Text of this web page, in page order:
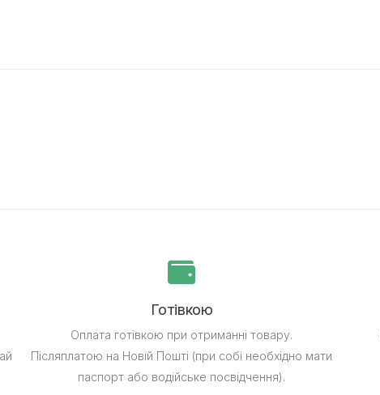
Готівкою
Оплата готівкою при отриманні товару.
Післяплатою на Новій Пошті (при собі необхідно мати
паспорт або водійське посвідчення).